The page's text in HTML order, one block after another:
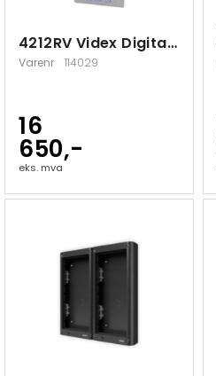
4212RV Videx Digital Porttelefon VX2200
Varenr 114029
16
650,-
eks. mva